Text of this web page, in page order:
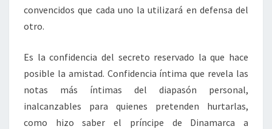
convencidos que cada uno la utilizará en defensa del
otro.
Es la confidencia del secreto reservado la que hace
posible la amistad. Confidencia íntima que revela las
notas más íntimas del diapasón personal,
inalcanzables para quienes pretenden hurtarlas,
como hizo saber el príncipe de Dinamarca a